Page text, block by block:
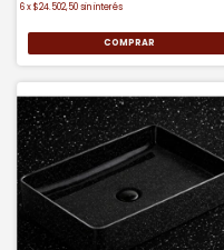
6x$24.502,50sin interés